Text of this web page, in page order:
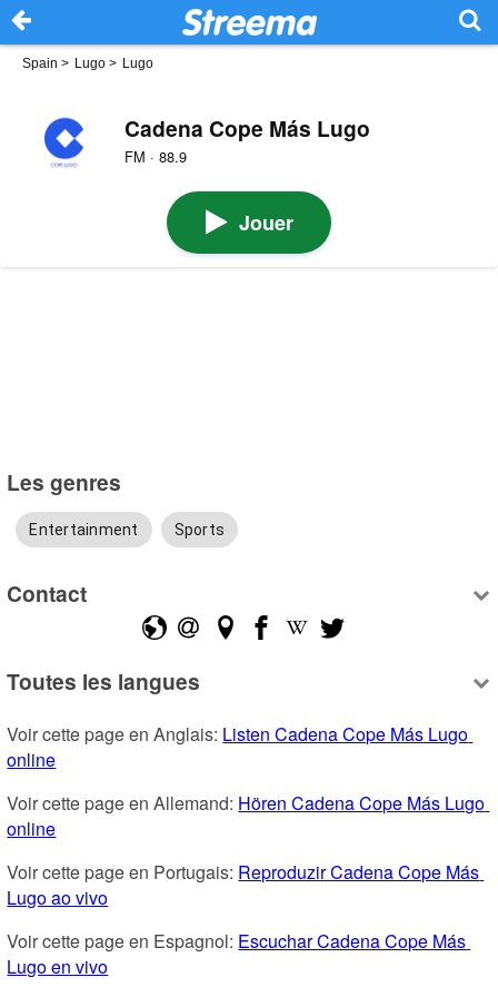
Spain > Lugo > Lugo
Cadena Cope Más Lugo
FM · 88.9
Jouer
Les genres
Entertainment Sports
Contact
Toutes les langues
Voir cette page en Anglais: Listen Cadena Cope Más Lugo
online
Voir cette page en Allemand: Hören Cadena Cope Más Lugo
online
Voir cette page en Portugais: Reproduzir Cadena Cope Más
Lugo ao vivo
Voir cette page en Espagnol: Escuchar Cadena Cope Más
Lugo en vivo